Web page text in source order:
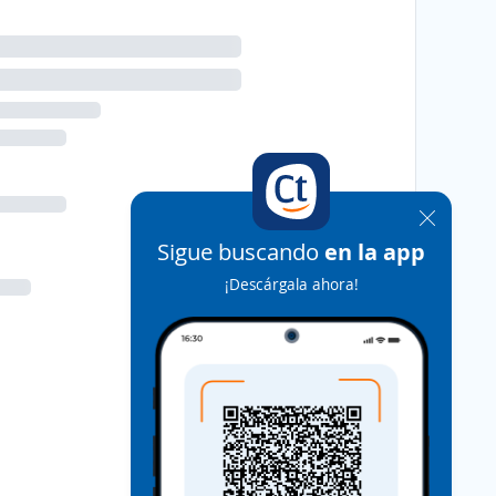
Sigue buscando en la app
¡Descárgala ahora!